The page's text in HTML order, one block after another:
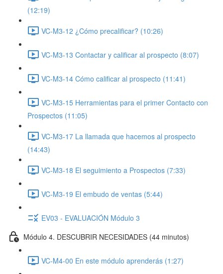
(12:19)
VC-M3-12 ¿Cómo precalificar? (10:26)
VC-M3-13 Contactar y calificar al prospecto (8:07)
VC-M3-14 Cómo calificar al prospecto (11:41)
VC-M3-15 Herramientas para el primer Contacto con
Prospectos (11:05)
VC-M3-17 La llamada que hacemos al prospecto
(14:43)
VC-M3-18 El seguimiento a Prospectos (7:33)
VC-M3-19 El embudo de ventas (5:44)
EV03 - EVALUACIÓN Módulo 3
Módulo 4. DESCUBRIR NECESIDADES (44 minutos)
VC-M4-00 En este módulo aprenderás (1:27)